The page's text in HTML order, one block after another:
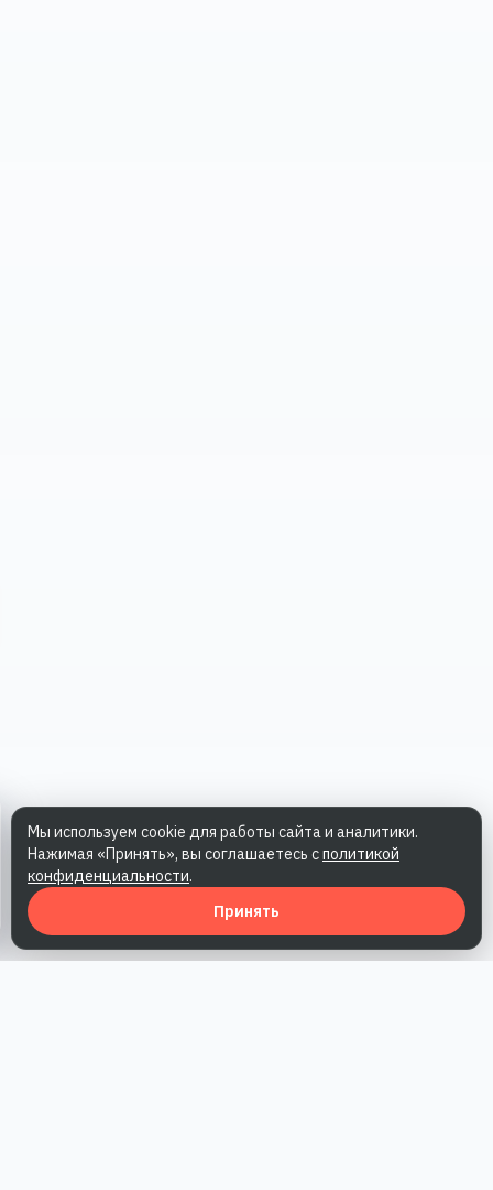
Мы используем cookie для работы сайта и аналитики.
Нажимая «Принять», вы соглашаетесь сполитикой
конфиденциальности.
Принять